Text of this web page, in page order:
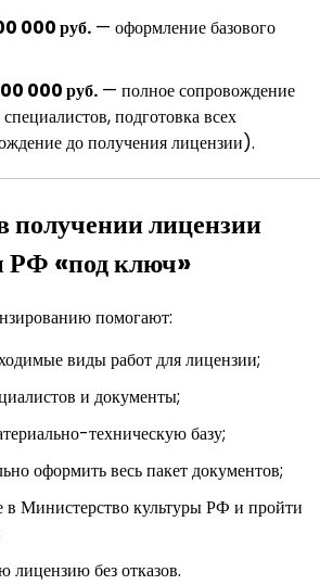
000 руб. — оформление базового
000 руб. — полное сопровождение
подготовка всех
до получения лицензии).
лицензии
«под ключ»
помогают:
виды работ для лицензии;
и документы;
техническую базу;
оформить весь пакет документов;
в Министерство культуры РФ и пройти
лицензию без отказов.